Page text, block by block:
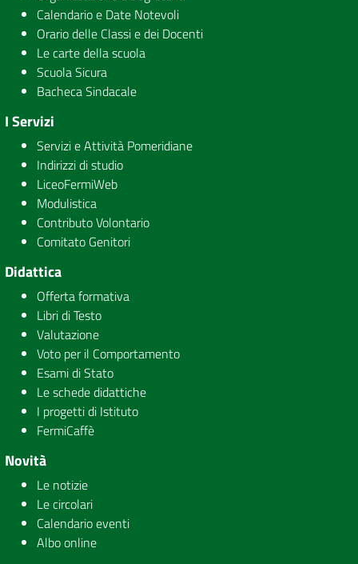
Calendario e Date Notevoli
Orario delle Classi e dei Docenti
Le carte della scuola
Scuola Sicura
Bacheca Sindacale
I Servizi
Servizi e Attività Pomeridiane
Indirizzi di studio
LiceoFermiWeb
Modulistica
Contributo Volontario
Comitato Genitori
Didattica
Offerta formativa
Libri di Testo
Valutazione
Voto per il Comportamento
Esami di Stato
Le schede didattiche
I progetti di Istituto
FermiCaffè
Novità
Le notizie
Le circolari
Calendario eventi
Albo online